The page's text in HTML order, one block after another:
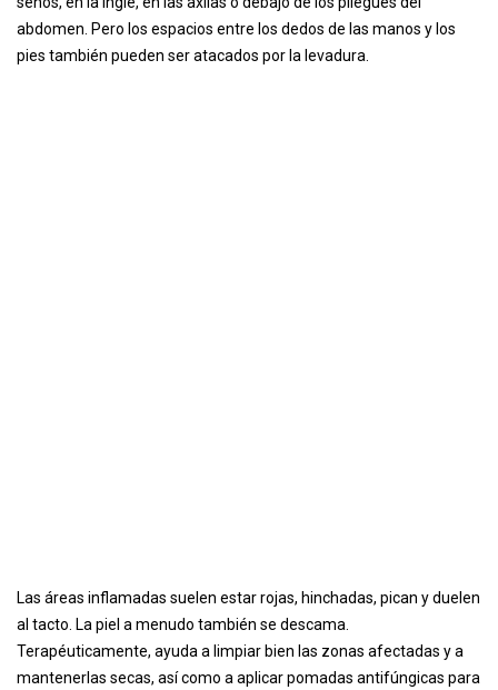
abdomen. Pero los espacios entre los dedos de las manos y los
pies también pueden ser atacados por la levadura.
Las áreas inflamadas suelen estar rojas, hinchadas, pican y duelen
al tacto. La piel a menudo también se descama.
Terapéuticamente, ayuda a limpiar bien las zonas afectadas y a
mantenerlas secas, así como a aplicar pomadas antifúngicas para